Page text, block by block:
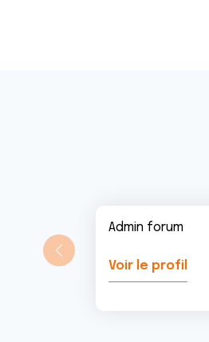
Admin forum
Voir le profil